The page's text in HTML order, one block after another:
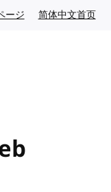
ージ Japanese website
简体中文首页